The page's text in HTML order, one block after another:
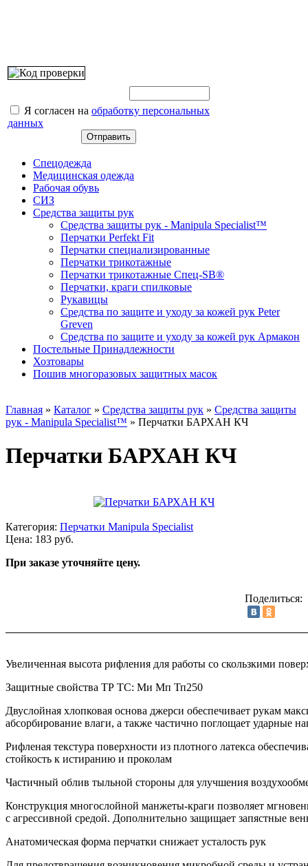
Я согласен на обработку персональных
данных
Спецодежда
Медицинская одежда
Рабочая обувь
СИЗ
Средства защиты рук
Средства защиты рук - Manipula Specialist™
Перчатки Perfekt Fit
Перчатки специализированные
Перчатки трикотажные
Перчатки трикотажные Спец-SB®
Перчатки, краги спилковые
Рукавицы
Средства по защите и уходу за кожей рук Peter
Greven
Средства по защите и уходу за кожей рук Армакон
Постельные Принадлежности
Хозтовары
Пошив многоразовых защитных масок
Главная » Каталог » Средства защиты рук » Средства защиты
рук - Manipula Specialist™ » Перчатки БАРХАН КЧ
Перчатки БАРХАН КЧ
Категория: Перчатки Manipula Specialist
Цена: 183 руб.
При заказе уточняйте цену.
Поделиться:
Увеличенная высота рифления для работы со скользкими
Защитные свойства ТР ТС: Ми Мп Тп250
Двуслойная хлопковая основа джерси обеспечивает рукам
абсорбирование влаги, а также частично поглощает ударные
Рифленая текстура поверхности из плотного латекса
стойкость к истиранию и проколам
Частичный облив тыльной стороны для улучшения
Конструкция многослойной манжеты-краги позволяет
с агрессивной средой. Дополнительно защищает запястные
Анатомическая форма перчатки снижает усталость рук